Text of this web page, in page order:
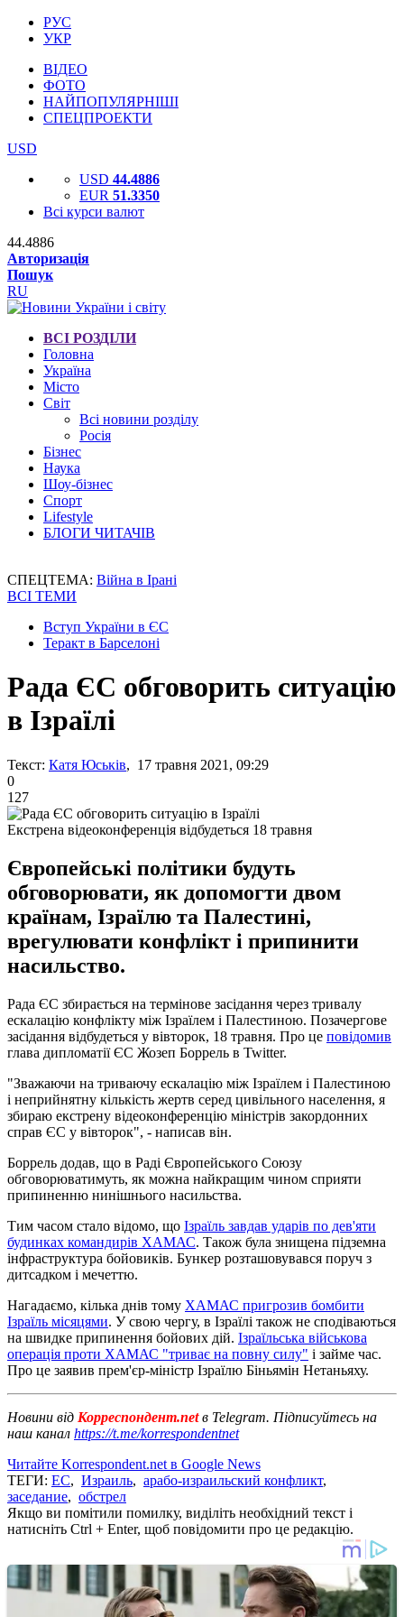
РУС
УКР
ВІДЕО
ФОТО
НАЙПОПУЛЯРНІШІ
СПЕЦПРОЕКТИ
USD
USD 44.4886
EUR 51.3350
Всі курси валют
44.4886
Авторизація
Пошук
RU
ВСІ РОЗДІЛИ
Головна
Україна
Місто
Світ
Всі новини розділу
Росія
Бізнес
Наука
Шоу-бізнес
Спорт
Lifestyle
БЛОГИ ЧИТАЧІВ
СПЕЦТЕМА: Війна в Ірані
ВСІ ТЕМИ
Вступ України в ЄС
Теракт в Барселоні
Рада ЄС обговорить ситуацію
в Ізраїлі
Текст: Катя Юськів, 17 травня 2021, 09:29
0
127
Екстрена відеоконференція відбудеться 18 травня
Європейські політики будуть
обговорювати, як допомогти двом
країнам, Ізраїлю та Палестині,
врегулювати конфлікт і припинити
насильство.
Рада ЄС збирається на термінове засідання через тривалу
ескалацію конфлікту між Ізраїлем і Палестиною. Позачергове
засідання відбудеться у вівторок, 18 травня. Про це повідомив
глава дипломатії ЄС Жозеп Боррель в Twitter.
"Зважаючи на триваючу ескалацію між Ізраїлем і Палестиною
і неприйнятну кількість жертв серед цивільного населення, я
збираю екстрену відеоконференцію міністрів закордонних
справ ЄС у вівторок", - написав він.
Боррель додав, що в Раді Європейського Союзу
обговорюватимуть, як можна найкращим чином сприяти
припиненню нинішнього насильства.
Тим часом стало відомо, що Ізраїль завдав ударів по дев'яти
будинках командирів ХАМАС. Також була знищена підземна
інфраструктура бойовиків. Бункер розташовувався поруч з
дитсадком і мечеттю.
Нагадаємо, кілька днів тому ХАМАС пригрозив бомбити
Ізраїль місяцями. У свою чергу, в Ізраїлі також не сподіваються
на швидке припинення бойових дій. Ізраїльська військова
операція проти ХАМАС "триває на повну силу" і займе час.
Про це заявив прем'єр-міністр Ізраїлю Біньямін Нетаньяху.
Новини від Корреспондент.netв Telegram. Підписуйтесь на
наш канал https://t.me/korrespondentnet
Читайте Korrespondent.net в Google News
ТЕГИ: ЕС, Израиль, арабо-израильский конфликт,
заседание, обстрел
Якщо ви помітили помилку, виділіть необхідний текст і
натисніть Ctrl + Enter, щоб повідомити про це редакцію.